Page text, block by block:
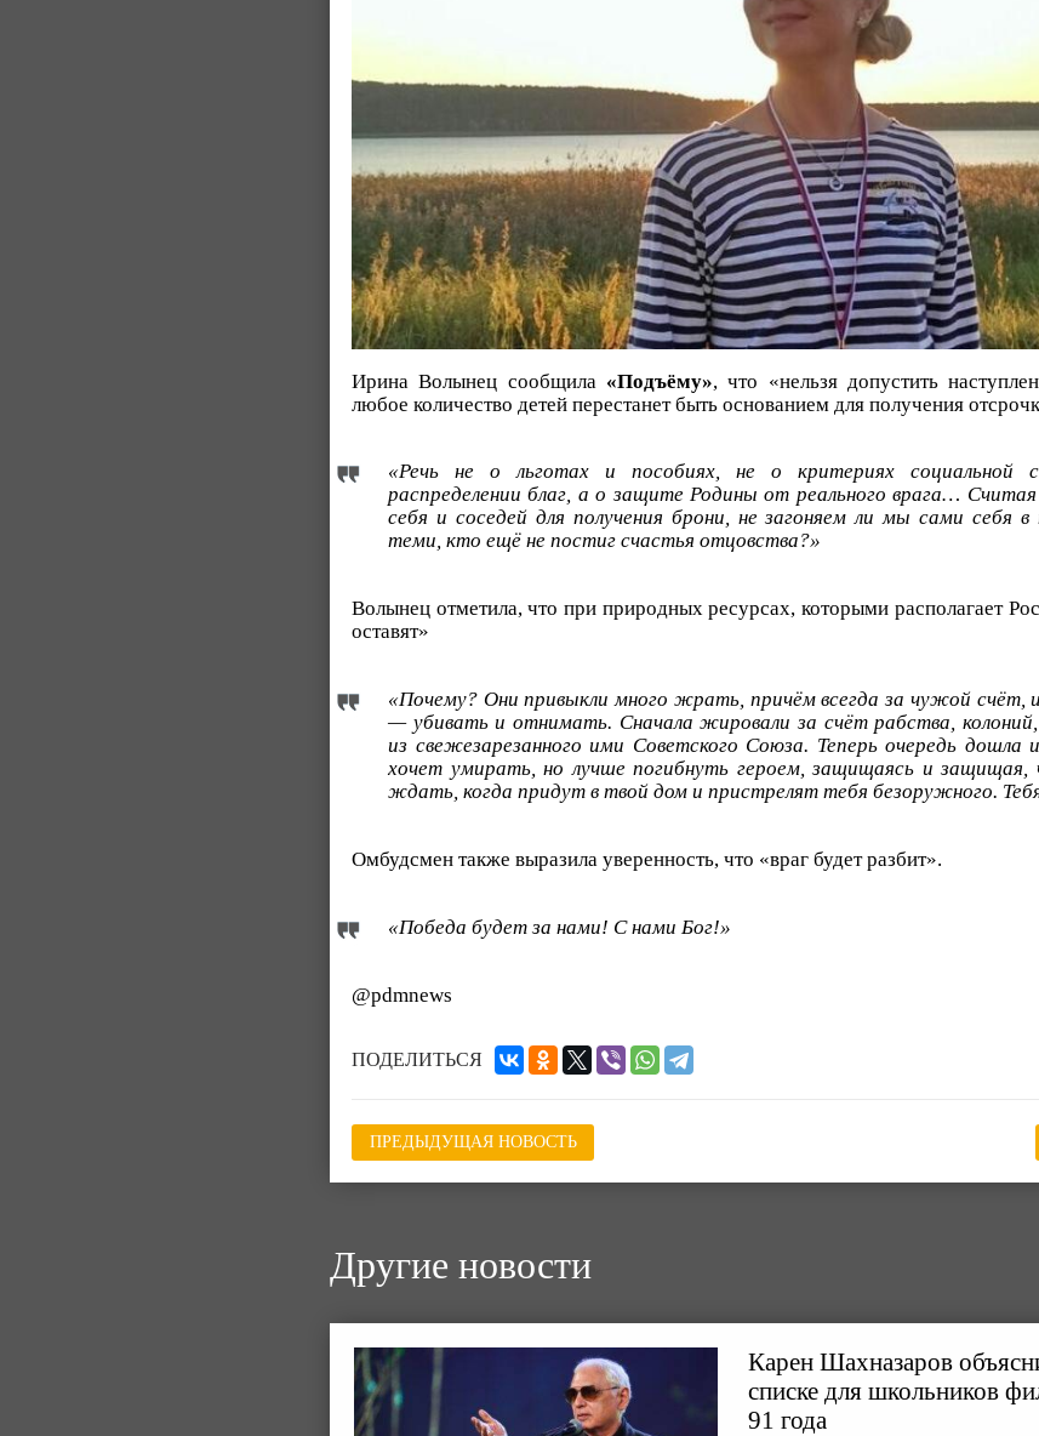
Ирина Волынец сообщила «Подъёму», что «нельзя допустить
любое количество детей перестанет быть основанием для получения
«Речь не о льготах и пособиях, не о критериях социальной
распределении благ, а о защите Родины от реального врага…
себя и соседей для получения брони, не загоняем ли мы сами себя
теми, кто ещё не постиг счастья отцовства?»
Волынец отметила, что при природных ресурсах, которыми располагает
оставят»
«Почему? Они привыкли много жрать, причём всегда за чужой счёт,
— убивать и отнимать. Сначала жировали за счёт рабства,
из свежезарезанного ими Советского Союза. Теперь очередь
хочет умирать, но лучше погибнуть героем, защищаясь и защищая,
ждать, когда придут в твой дом и пристрелят тебя безоружного.
Омбудсмен также выразила уверенность, что «враг будет разбит».
«Победа будет за нами! С нами Бог!»
@pdmnews
ПОДЕЛИТЬСЯ
ПРЕДЫДУЩАЯ НОВОСТЬ
Другие новости
Карен Шахназаров
списке для школьников
91 года